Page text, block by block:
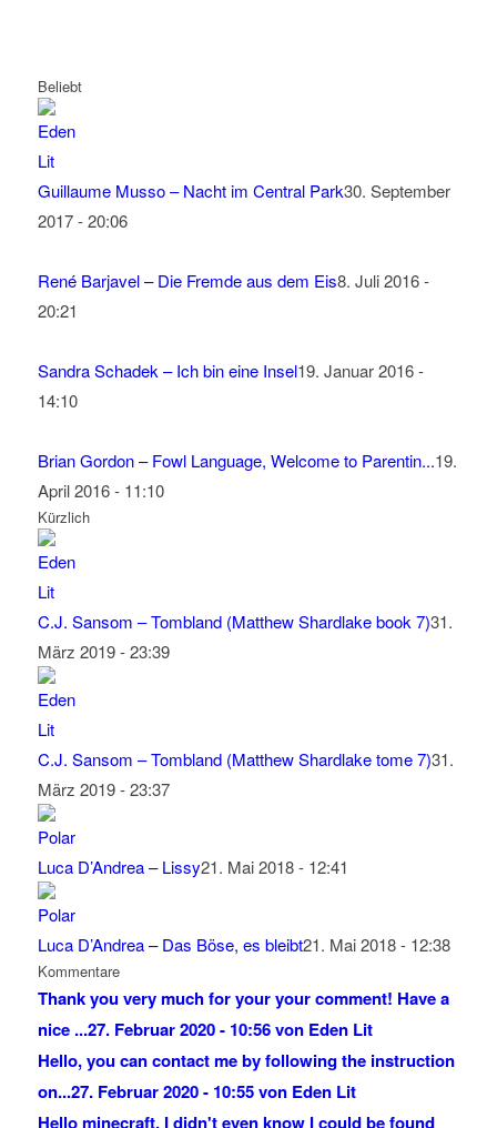
Beliebt
Guillaume Musso – Nacht im Central Park30. September
2017 - 20:06
René Barjavel – Die Fremde aus dem Eis8. Juli 2016 -
20:21
Sandra Schadek – Ich bin eine Insel19. Januar 2016 -
14:10
Brian Gordon – Fowl Language, Welcome to Parentin...19.
April 2016 - 11:10
Kürzlich
C.J. Sansom – Tombland (Matthew Shardlake book 7)31.
März 2019 - 23:39
C.J. Sansom – Tombland (Matthew Shardlake tome 7)31.
März 2019 - 23:37
Luca D’Andrea – Lissy21. Mai 2018 - 12:41
Luca D’Andrea – Das Böse, es bleibt21. Mai 2018 - 12:38
Kommentare
Thank you very much for your your comment! Have a
nice ...27. Februar 2020 - 10:56 von Eden Lit
Hello, you can contact me by following the instruction
on...27. Februar 2020 - 10:55 von Eden Lit
Hello minecraft, I didn't even know I could be found